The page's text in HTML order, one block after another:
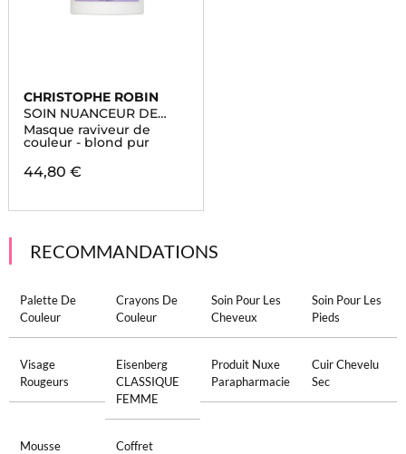
CHRISTOPHE ROBIN
SOIN NUANCEUR DE
COULEUR
Masque raviveur de
couleur - blond pur
44,80 €
RECOMMANDATIONS
Palette De
Couleur
Crayons De
Couleur
Soin Pour Les
Cheveux
Soin Pour Les
Pieds
Visage
Rougeurs
Eisenberg
CLASSIQUE
FEMME
Produit Nuxe
Parapharmacie
Cuir Chevelu
Sec
Mousse Coffret